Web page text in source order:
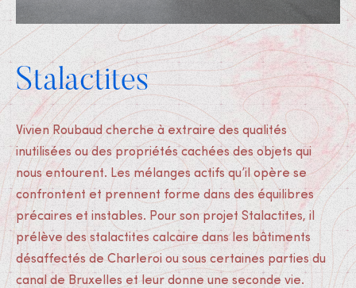
Stalactites
Vivien Roubaud cherche à extraire des qualités
inutilisées ou des propriétés cachées des objets qui
nous entourent. Les mélanges actifs qu’il opère se
confrontent et prennent forme dans des équilibres
précaires et instables. Pour son projet Stalactites, il
prélève des stalactites calcaire dans les bâtiments
désaffectés de Charleroi ou sous certaines parties du
canal de Bruxelles et leur donne une seconde vie.